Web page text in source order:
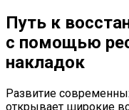
Путь к
с помощью
накладок
Развитие
открывает широкие